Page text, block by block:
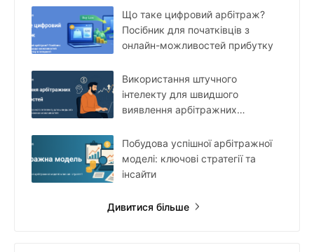
Що таке цифровий арбітраж?
Посібник для початківців з
онлайн-можливостей прибутку
Використання штучного
інтелекту для швидшого
виявлення арбітражних
Побудова успішної арбітражної
моделі: ключові стратегії та
інсайти
Дивитися більше